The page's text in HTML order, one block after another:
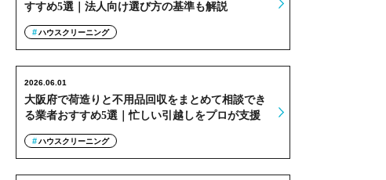
すすめ5選｜法人向け選び方の基準も解説
ハウスクリーニング
大阪府で荷造りと不用品回収をまとめて相談でき
る業者おすすめ5選｜忙しい引越しをプロが支援
2026.06.01
ハウスクリーニング